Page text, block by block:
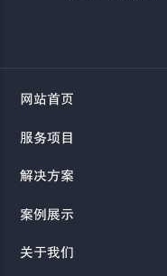
网站首页
服务项目
解决方案
案例展示
关于我们